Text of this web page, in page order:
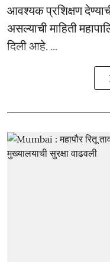
आवश्यक प्रशिक्षण
असल्याची माहिती
दिली आहे. ...